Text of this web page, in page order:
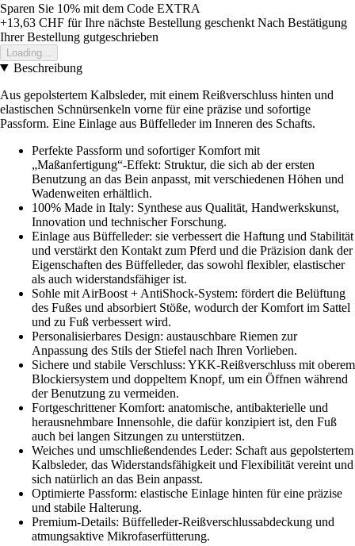
Sparen Sie 10% mit dem Code EXTRA
+13,63 CHF für Ihre nächste Bestellung geschenkt Nach Bestätigung
Ihrer Bestellung gutgeschrieben
Loading...
Beschreibung
Aus gepolstertem Kalbsleder, mit einem Reißverschluss hinten und
elastischen Schnürsenkeln vorne für eine präzise und sofortige
Passform. Eine Einlage aus Büffelleder im Inneren des Schafts.
Perfekte Passform und sofortiger Komfort mit
„Maßanfertigung“-Effekt: Struktur, die sich ab der ersten
Benutzung an das Bein anpasst, mit verschiedenen Höhen und
Wadenweiten erhältlich.
100% Made in Italy: Synthese aus Qualität, Handwerkskunst,
Innovation und technischer Forschung.
Einlage aus Büffelleder: sie verbessert die Haftung und Stabilität
und verstärkt den Kontakt zum Pferd und die Präzision dank der
Eigenschaften des Büffelleder, das sowohl flexibler, elastischer
als auch widerstandsfähiger ist.
Sohle mit AirBoost + AntiShock-System: fördert die Belüftung
des Fußes und absorbiert Stöße, wodurch der Komfort im Sattel
und zu Fuß verbessert wird.
Personalisierbares Design: austauschbare Riemen zur
Anpassung des Stils der Stiefel nach Ihren Vorlieben.
Sichere und stabile Verschluss: YKK-Reißverschluss mit oberem
Blockiersystem und doppeltem Knopf, um ein Öffnen während
der Benutzung zu vermeiden.
Fortgeschrittener Komfort: anatomische, antibakterielle und
herausnehmbare Innensohle, die dafür konzipiert ist, den Fuß
auch bei langen Sitzungen zu unterstützen.
Weiches und umschließendendes Leder: Schaft aus gepolstertem
Kalbsleder, das Widerstandsfähigkeit und Flexibilität vereint und
sich natürlich an das Bein anpasst.
Optimierte Passform: elastische Einlage hinten für eine präzise
und stabile Halterung.
Premium-Details: Büffelleder-Reißverschlussabdeckung und
atmungsaktive Mikrofaserfütterung.